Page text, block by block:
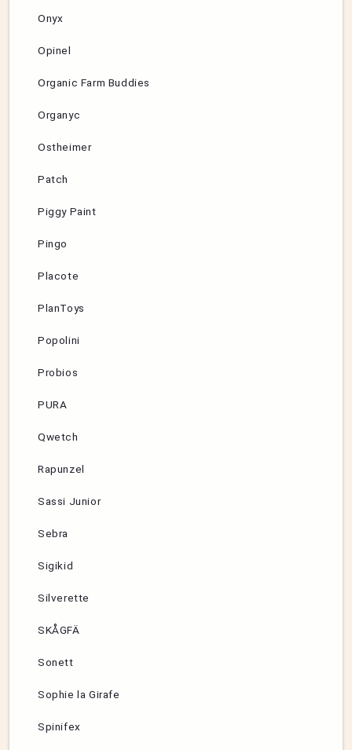
Onyx
Opinel
Organic Farm Buddies
Organyc
Ostheimer
Patch
Piggy Paint
Pingo
Placote
PlanToys
Popolini
Probios
PURA
Qwetch
Rapunzel
Sassi Junior
Sebra
Sigikid
Silverette
SKÅGFÄ
Sonett
Sophie la Girafe
Spinifex